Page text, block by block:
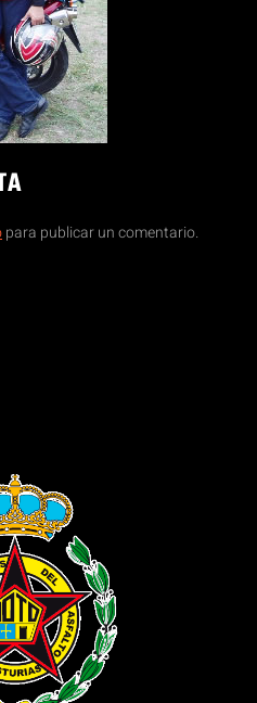
para publicar un comentario.